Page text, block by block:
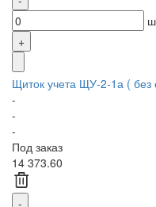
Щиток учета ЩУ-2-1а ( без
-
-
-
Под заказ
14 373.60